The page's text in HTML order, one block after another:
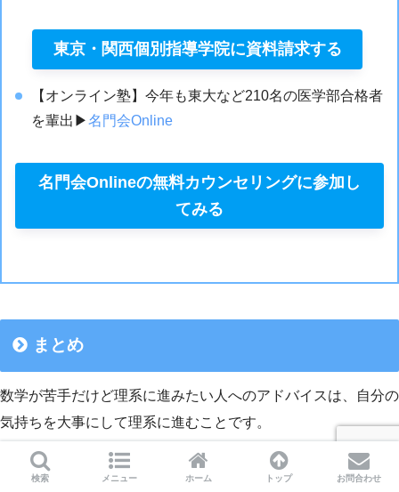
東京・関西個別指導学院に資料請求する
【オンライン塾】今年も東大など210名の医学部合格者
を輩出▶︎名門会Online
名門会Onlineの無料カウンセリングに参加し
てみる
まとめ
数学が苦手だけど理系に進みたい人へのアドバイスは、自分の
気持ちを大事にして理系に進むことです。
進みたい、興味のある分野が理系である
ということだけでも十
検索 メニュー ホーム トップ お問合わせ